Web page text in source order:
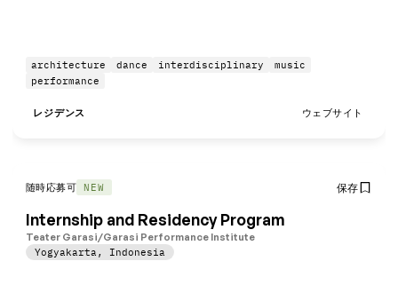
architecture dance interdisciplinary
music
performance
レジデンス ウェブサイト
随時応募可 NEW 保存
Internship and Residency Program
Teater Garasi/Garasi Performance Institute
Yogyakarta , Indonesia